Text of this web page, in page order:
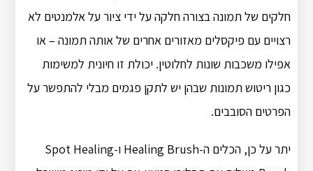
חלקים של תמונה בצורה חלקה על ידי ציור על אלמנטים לא
רצויים עם פיקסלים מאזורים אחרים של אותה תמונה – או
אפילו משכבות שונות לחלוטין. יכולת זו חיונית למשימות
כגון ריטוש תמונות שבהן יש לתקן פגמים מבלי להתפשר על
הפרטים הסובבים.
יתר על כן, הכלים ה-Healing Brush ו-Spot Healing